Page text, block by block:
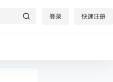
登录 快速注册